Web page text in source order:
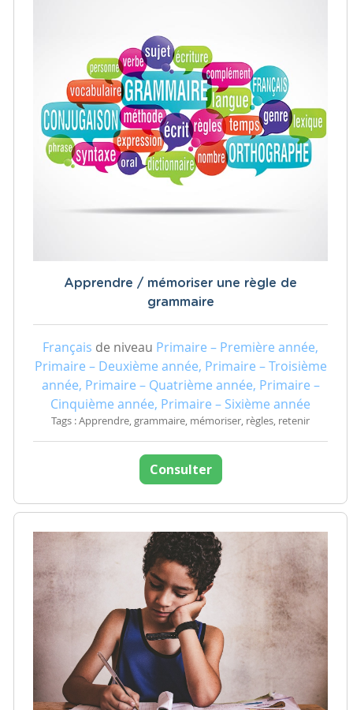
Apprendre / mémoriser une règle de
grammaire
Français de niveau Primaire – Première année,
Primaire – Deuxième année, Primaire – Troisième
année, Primaire – Quatrième année, Primaire –
Cinquième année, Primaire – Sixième année
Tags : Apprendre, grammaire, mémoriser, règles, retenir
Consulter